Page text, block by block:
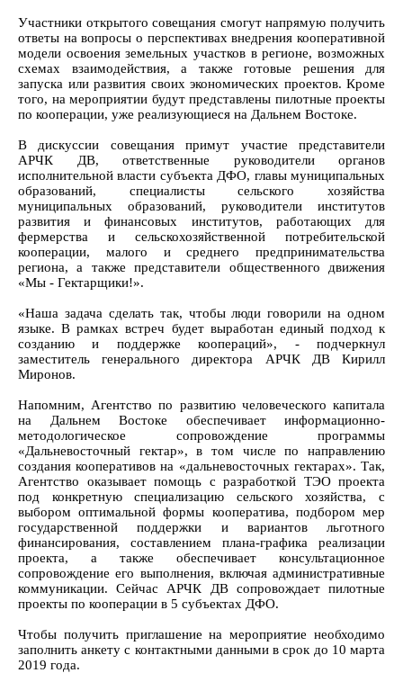
Участники открытого совещания смогут напрямую получить
ответы на вопросы о перспективах внедрения кооперативной
модели освоения земельных участков в регионе, возможных
схемах взаимодействия, а также готовые решения для
запуска или развития своих экономических проектов. Кроме
того, на мероприятии будут представлены пилотные проекты
по кооперации, уже реализующиеся на Дальнем Востоке.
В дискуссии совещания примут участие представители
АРЧК ДВ, ответственные руководители органов
исполнительной власти субъекта ДФО, главы муниципальных
образований, специалисты сельского хозяйства
муниципальных образований, руководители институтов
развития и финансовых институтов, работающих для
фермерства и сельскохозяйственной потребительской
кооперации, малого и среднего предпринимательства
региона, а также представители общественного движения
«Мы - Гектарщики!».
«Наша задача сделать так, чтобы люди говорили на одном
языке. В рамках встреч будет выработан единый подход к
созданию и поддержке коопераций», - подчеркнул
заместитель генерального директора АРЧК ДВ Кирилл
Миронов.
Напомним, Агентство по развитию человеческого капитала
на Дальнем Востоке обеспечивает информационно-
методологическое сопровождение программы
«Дальневосточный гектар», в том числе по направлению
создания кооперативов на «дальневосточных гектарах». Так,
Агентство оказывает помощь с разработкой ТЭО проекта
под конкретную специализацию сельского хозяйства, с
выбором оптимальной формы кооператива, подбором мер
государственной поддержки и вариантов льготного
финансирования, составлением плана-графика реализации
проекта, а также обеспечивает консультационное
сопровождение его выполнения, включая административные
коммуникации. Сейчас АРЧК ДВ сопровождает пилотные
проекты по кооперации в 5 субъектах ДФО.
Чтобы получить приглашение на мероприятие необходимо
заполнить анкету с контактными данными в срок до 10 марта
2019 года.